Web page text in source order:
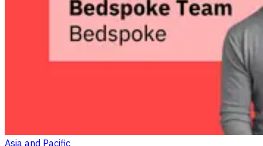
Asia and Pacific